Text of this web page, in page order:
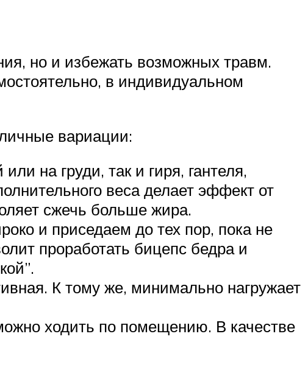
но и избежать возможных травм.
в индивидуальном
вариации:
на груди, так и гиря, гантеля,
веса делает эффект от
сжечь больше жира.
и приседаем до тех пор, пока не
проработать бицепс бедра и
К тому же, минимально нагружает
ходить по помещению. В качестве